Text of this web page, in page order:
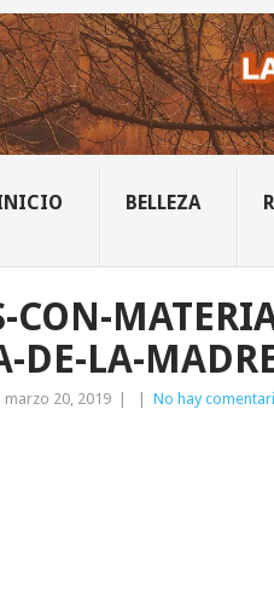
BELLEZA
CON-
DE-LA-
marzo 20, 2019 | | No hay